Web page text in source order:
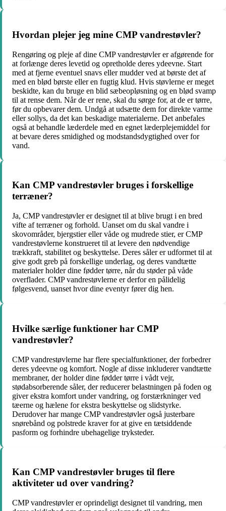
Hvordan plejer jeg mine CMP vandrestøvler?
Rengøring og pleje af dine CMP vandrestøvler er afgørende for
at forlænge deres levetid og opretholde deres ydeevne. Start
med at fjerne eventuel snavs eller mudder ved at børste det af
med en blød børste eller en fugtig klud. Hvis støvlerne er meget
beskidte, kan du bruge en blid sæbeopløsning og en blød svamp
til at rense dem. Når de er rene, skal du sørge for, at de er tørre,
før du opbevarer dem. Undgå at udsætte dem for direkte varme
eller sollys, da det kan beskadige materialerne. Det anbefales
også at behandle læderdele med en egnet læderplejemiddel for
at bevare deres smidighed og modstandsdygtighed over for
vand.
Kan CMP vandrestøvler bruges i forskellige
terræner?
Ja, CMP vandrestøvler er designet til at blive brugt i en bred
vifte af terræner og forhold. Uanset om du skal vandre i
skovområder, bjergstier eller våde og mudrede stier, er CMP
vandrestøvlerne konstrueret til at levere den nødvendige
trækkraft, stabilitet og beskyttelse. Deres såler er udformet til at
give godt greb på forskellige underlag, og deres vandtætte
materialer holder dine fødder tørre, når du støder på våde
overflader. CMP vandrestøvlerne er derfor en pålidelig
følgesvend, uanset hvor dine eventyr fører dig hen.
Hvilke særlige funktioner har CMP
vandrestøvler?
CMP vandrestøvlerne har flere specialfunktioner, der forbedrer
deres ydeevne og komfort. Nogle af disse inkluderer vandtætte
membraner, der holder dine fødder tørre i vådt vejr,
stødabsorberende såler, der reducerer belastningen på foden og
giver ekstra komfort under vandring, og forstærkninger ved
tæerne og hælene for ekstra beskyttelse og slidstyrke.
Derudover har mange CMP vandrestøvler også justerbare
snørebånd og polstrede kraver for at give en tætsiddende
pasform og forhindre ubehagelige tryksteder.
Kan CMP vandrestøvler bruges til flere
aktiviteter ud over vandring?
CMP vandrestøvler er oprindeligt designet til vandring, men